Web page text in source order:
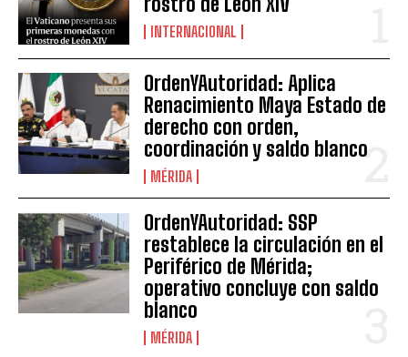
INTERNACIONAL
OrdenYAutoridad: Aplica
Renacimiento Maya Estado de
derecho con orden,
coordinación y saldo blanco
MÉRIDA
OrdenYAutoridad: SSP
restablece la circulación en el
Periférico de Mérida;
operativo concluye con saldo
blanco
MÉRIDA